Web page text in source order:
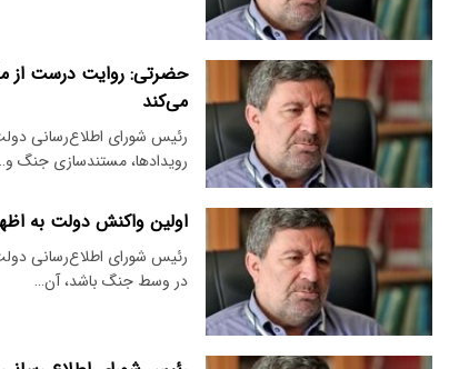
حضرتی: روایت درست از
می‌کند
رئیس شورای اطلاع‌رسانی
رویدادها، مستندسازی جنگ
اولین واکنش دولت به
رئیس شورای اطلاع‌رسانی
در وسط جنگ باشد، آن…